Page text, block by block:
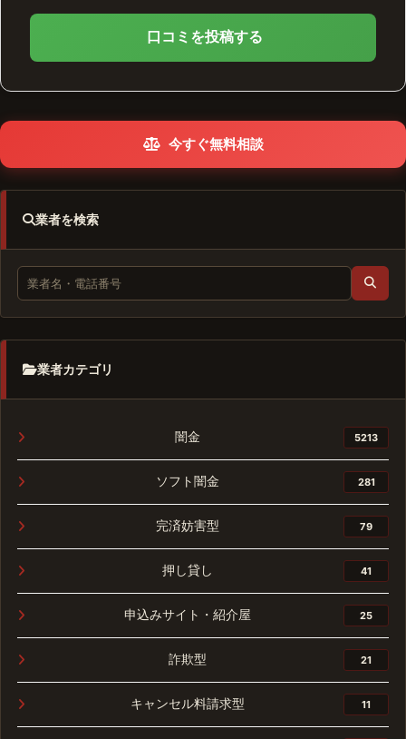
口コミを投稿する
今すぐ無料相談
業者を検索
業者カテゴリ
闇金 5213
ソフト闇金 281
完済妨害型 79
押し貸し 41
申込みサイト・紹介屋 25
詐欺型 21
キャンセル料請求型 11